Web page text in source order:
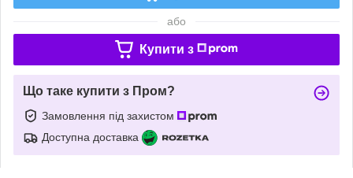
або
Купити з
Що таке купити з Пром?
Замовлення під захистом
Доступна доставка